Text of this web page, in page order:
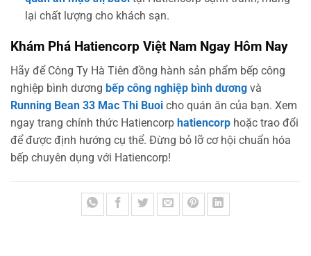
lại chất lượng cho khách sạn.
Khám Phá Hatiencorp Việt Nam Ngay Hôm Nay
Hãy để Công Ty Hà Tiên đồng hành sản phẩm bếp công
nghiệp bình dương bếp công nghiệp bình dương và
Running Bean 33 Mac Thi Buoi cho quán ăn của bạn. Xem
ngay trang chính thức Hatiencorp hatiencorp hoặc trao đổi
để được định hướng cụ thể. Đừng bỏ lỡ cơ hội chuẩn hóa
bếp chuyên dụng với Hatiencorp!